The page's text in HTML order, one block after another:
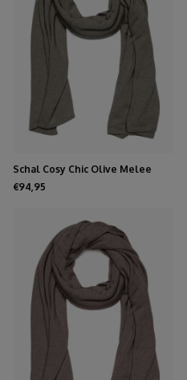
Schal Cosy Chic Olive Melee
€94,95